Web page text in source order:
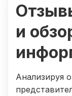
и
Анализируя